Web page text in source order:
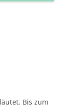
Bis zum